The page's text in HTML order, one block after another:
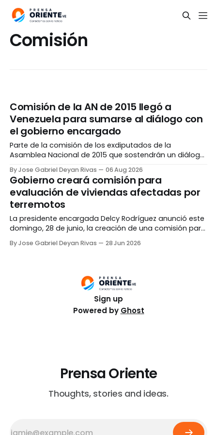
Comisión
Comisión de la AN de 2015 llegó a
Venezuela para sumarse al diálogo con
el gobierno encargado
Parte de la comisión de los exdiputados de la
Asamblea Nacional de 2015 que sostendrán un diálogo
del miércoles, 05 de agosto, en un vuelo procedente de
España. Entre las figuras presentes en el viaje que
aterrizó en el Aeropuerto Internacional
By Jose Gabriel Deyan Rivas 06 Aug 2026
Gobierno creará comisión para
evaluación de viviendas afectadas por
terremotos
La presidente encargada Delcy Rodríguez anunció este
domingo, 28 de junio, la creación de una comisión para
afectadas por el doblete sísmico del pasado
instituciones públicas, organizaciones de ingenieros y
By Jose Gabriel Deyan Rivas 28 Jun 2026
Sign up
Powered by Ghost
Prensa Oriente
Thoughts, stories and ideas.